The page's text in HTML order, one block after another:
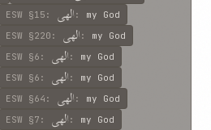
ESW §15 : الهی : my God
ESW §220 : الهی : my God
ESW §6 : الهی : my God
ESW §6 : الهی : my God
ESW §64 : الهی : my God
ESW §7 : الهی : my God